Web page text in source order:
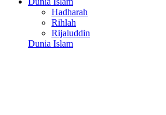
Hadharah
Rihlah
Rijaluddin
Dunia Islam